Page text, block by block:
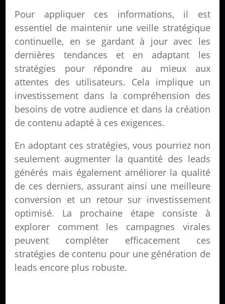
Pour appliquer ces informations, il est
essentiel de maintenir une veille stratégique
continuelle, en se gardant à jour avec les
dernières tendances et en adaptant les
stratégies pour répondre au mieux aux
attentes des utilisateurs. Cela implique un
investissement dans la compréhension des
besoins de votre audience et dans la création
de contenu adapté à ces exigences.
En adoptant ces stratégies, vous pourriez non
seulement augmenter la quantité des leads
générés mais également améliorer la qualité
de ces derniers, assurant ainsi une meilleure
conversion et un retour sur investissement
optimisé. La prochaine étape consiste à
explorer comment les campagnes virales
peuvent compléter efficacement ces
stratégies de contenu pour une génération de
leads encore plus robuste.